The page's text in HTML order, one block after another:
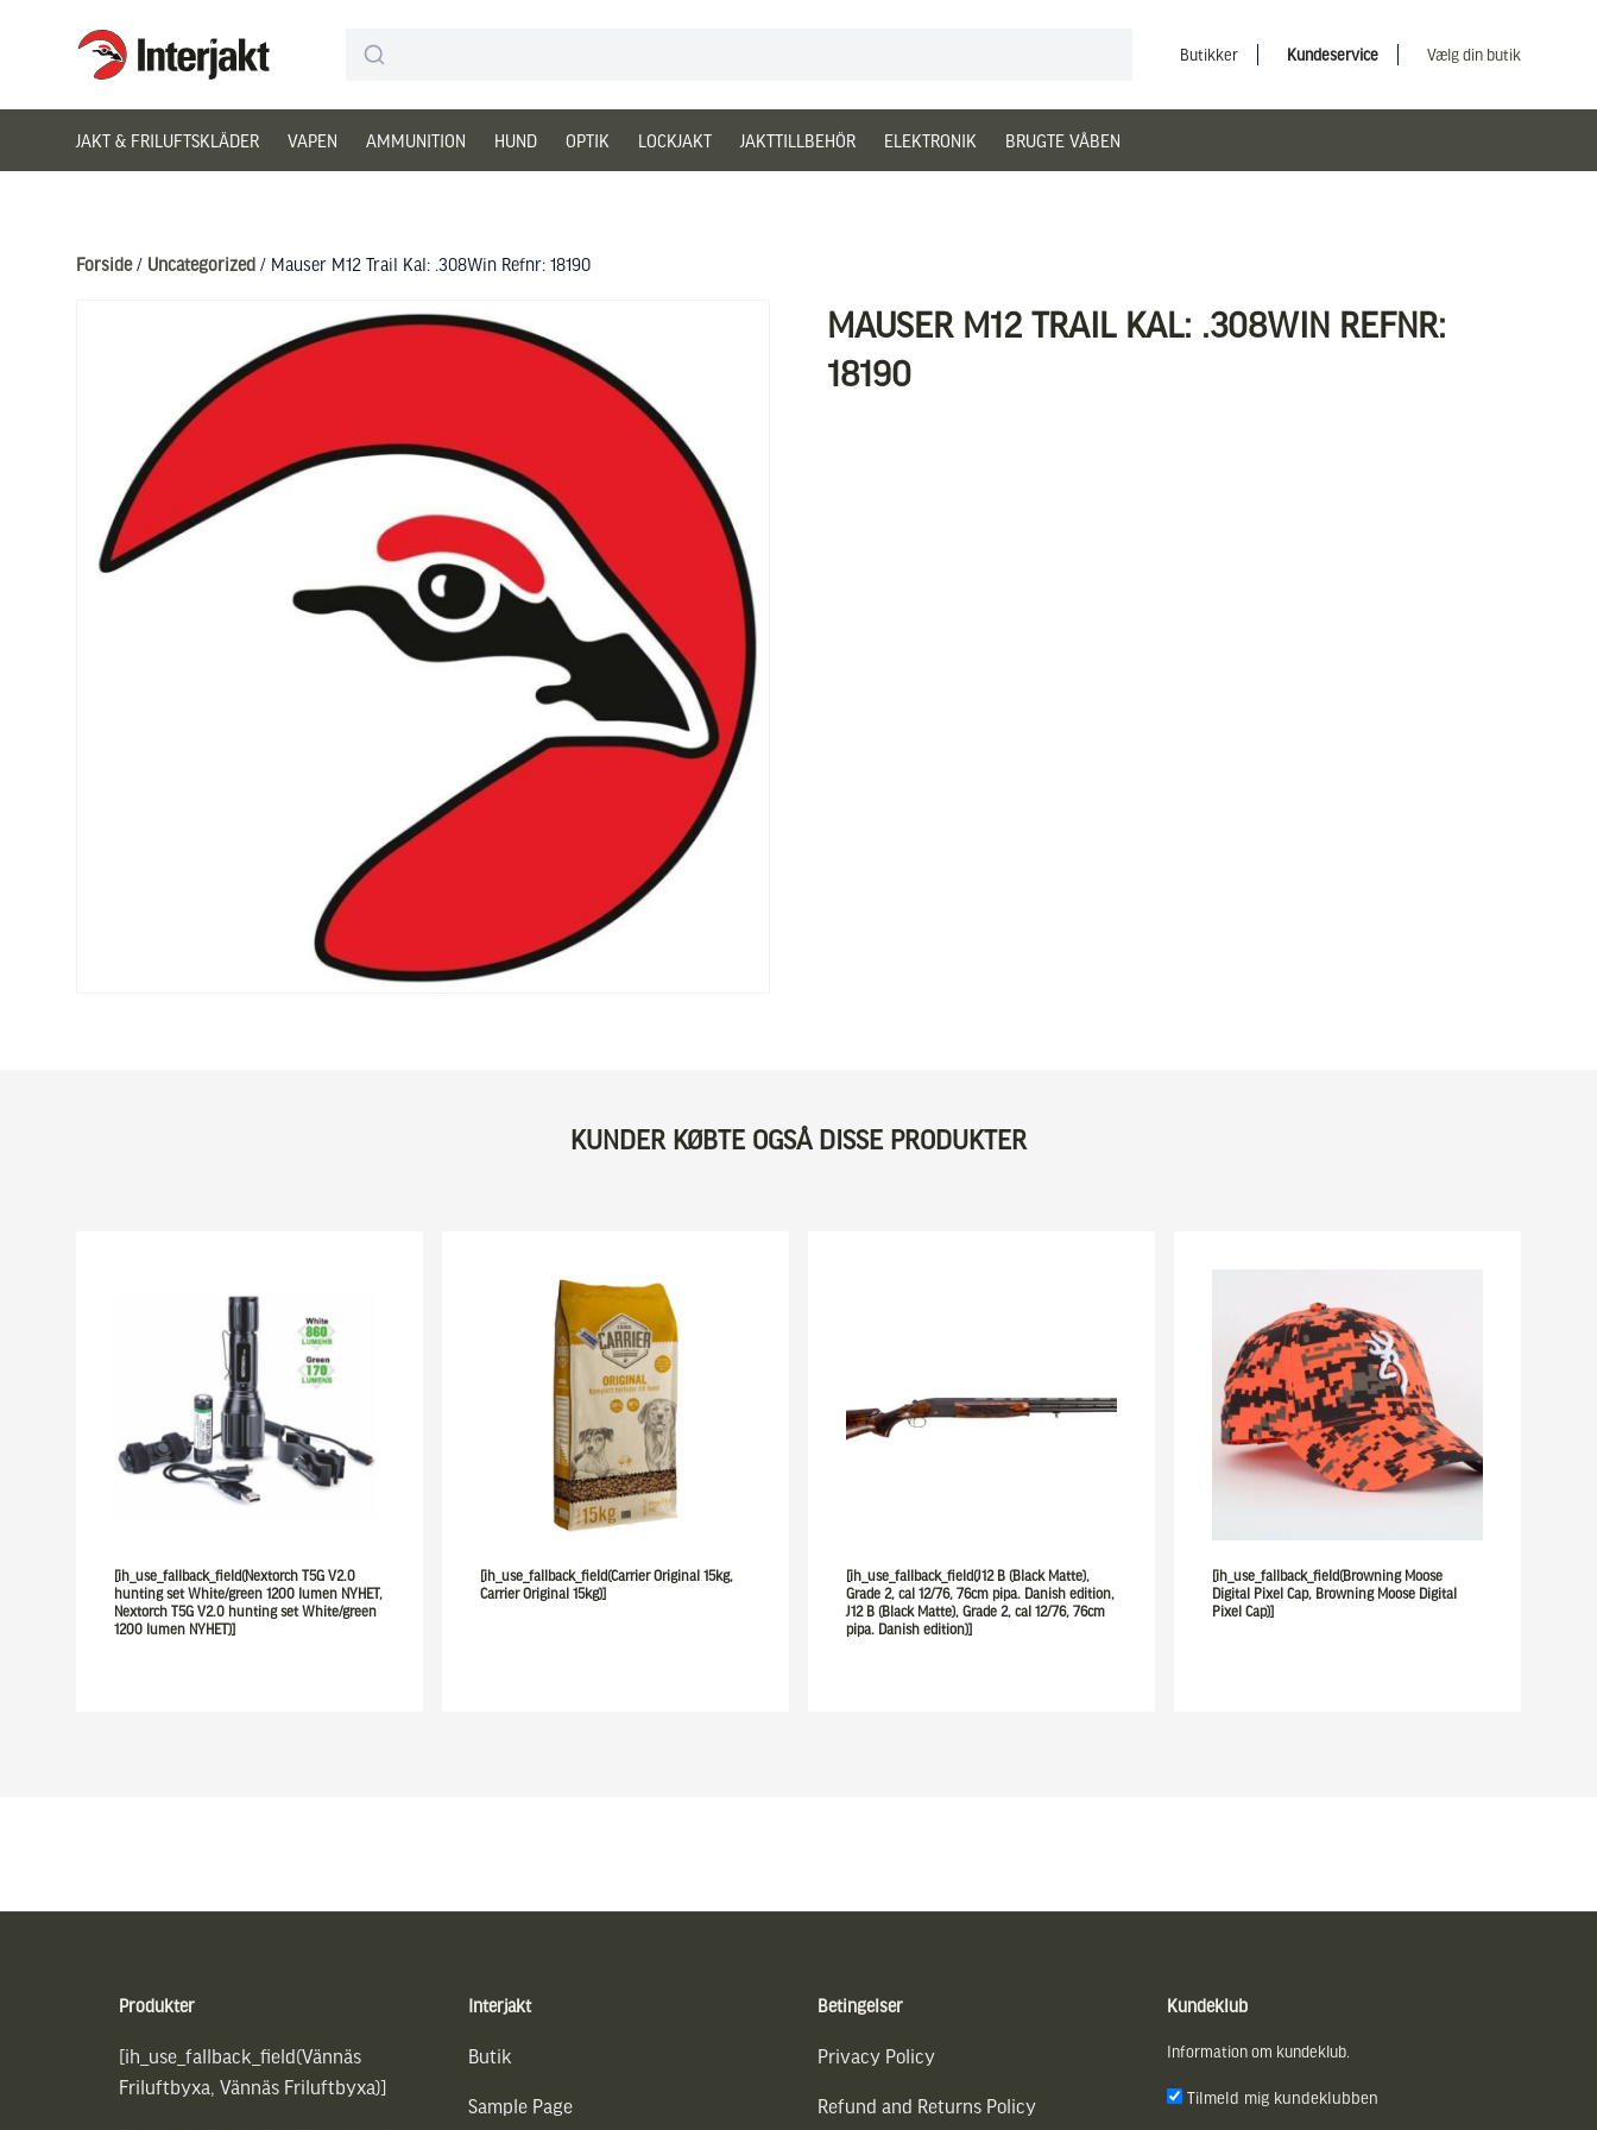
Interjakt DK
Butikker Kundeservice Vælg din butik
JAKT & FRILUFTSKLÄDER VAPEN AMMUNITION HUND OPTIK LOCKJAKT JAKTTILLBEHÖR ELEKTRONIK BRUGTE VÅBEN
Forside/ Uncategorized / Mauser M12 Trail Kal: .308Win Refnr: 18190
MAUSER M12 TRAIL KAL: .308WIN REFNR:
18190
KUNDER KØBTE OGSÅ DISSE PRODUKTER
[ih_use_fallback_field(Nextorch T5G V2.0
hunting set White/green 1200 lumen NYHET,
Nextorch T5G V2.0 hunting set White/green
1200 lumen NYHET)]
[ih_use_fallback_field(Carrier Original 15kg,
Carrier Original 15kg)]
[ih_use_fallback_field(J12 B (Black Matte),
Grade 2, cal 12/76, 76cm pipa. Danish edition,
J12 B (Black Matte), Grade 2, cal 12/76, 76cm
pipa. Danish edition)]
[ih_use_fallback_field(Browning Moose
Digital Pixel Cap, Browning Moose Digital
Pixel Cap)]
Produkter
[ih_use_fallback_field(Vännäs
Friluftbyxa, Vännäs Friluftbyxa)]
Interjakt
Butik
Sample Page
Betingelser
Privacy Policy
Refund and Returns Policy
Kundeklub
Information om kundeklub.
Tilmeld mig kundeklubben